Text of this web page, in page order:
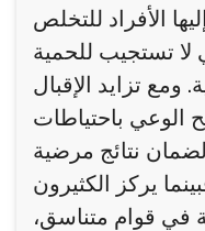
الأفراد للتخلص
لا تستجيب للحمية
ومع تزايد الإقبال
الوعي باحتياطات
نتائج مرضية
يركز الكثيرون
في قوام متناسق،